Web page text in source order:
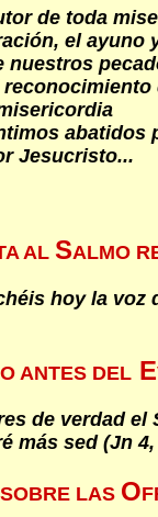
de toda
el ayuno
nuestros
abatidos
Jesucristo...
AL SALMO
hoy la voz
ANTES DELE
de verdad el
más sed (Jn 4,
LAS O